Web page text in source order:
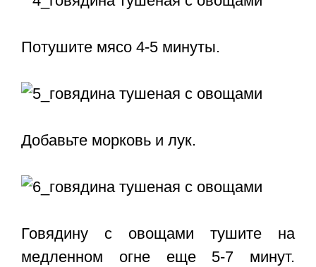
Потушите мясо 4-5 минуты.
Добавьте морковь и лук.
Говядину с овощами тушите на
медленном огне еще 5-7 минут.